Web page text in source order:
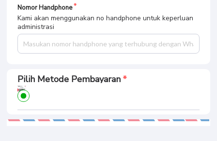
Nomor Handphone
Kami akan menggunakan no handphone untuk keperluan
administrasi
Pilih Metode Pembayaran